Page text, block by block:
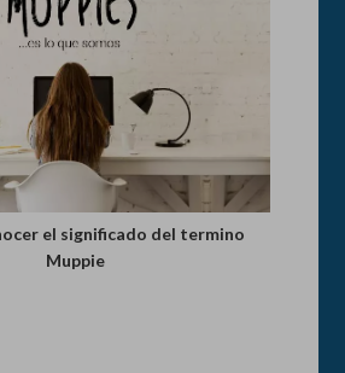
el significado del termino
Muppie